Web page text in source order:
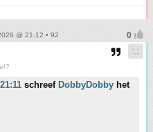
@ 21:12 • 92
schreef DobbyDobby het